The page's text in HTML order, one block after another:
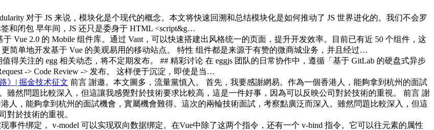
对于 JS 来说，模块化是个现代的概念。本文将快速回溯和总结模块化是如何推动了 JS 世界进化的。我们不会罗
和闭包 早年间，JS 还只是委身于 HTML <script&g…
于 Vue 2.0 的 Mobile 组件库。通过 Vant，可以快速搭建出风格统一的页面，提升开发效率。目前已有近 50 个组件，这
简单地开发基于 Vue 的美观易用的移动站点。 特性 组件都是来源于有赞的微商城业务，并且经过…
值得关注的 egg 相关动态，将不定期发布。 ## 精彩讨论 在 eggjs 团队的日常协作中，遵循「基于 GitLab 的硬盘式异步
-> Code Review -> 发布。 这样便于沉淀，即使是当…
》| 掘金技术征文 前言 謝邀。本文圖多，流量黨慎入。 首先，我要感謝網易。作為一個香港人，能夠拿到杭州的面試
然問題比較深入，但這讓我感覺對於技術要求比較高，這是一件好事，因為可以反映公司對於技術的重視。 前言 謝
人，能夠拿到杭州的面試機會，實屬機會難得。這次的兩輪技術面試，考察點廣泛而深入。雖然問題比較深入，但這
對於技術的重視。
事件绑定， v-model 可以实现双向数据绑定。在Vue中除了这两个指令，还有一个 v-bind 指令。它可以往元素的属性